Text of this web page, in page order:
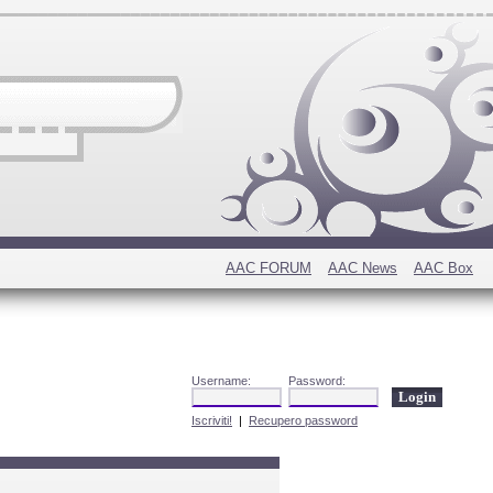
AAC FORUM AAC News AAC Box
Username: Password:
Iscriviti! | Recupero password